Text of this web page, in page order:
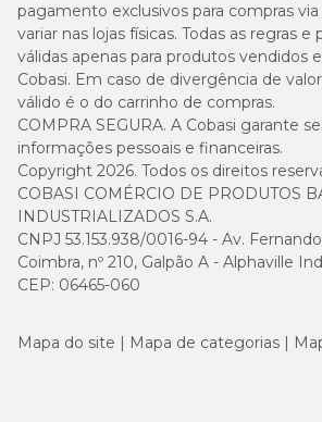
pagamento exclusivos para compras
variar nas lojas físicas. Todas as regras
válidas apenas para produtos vendidos
Cobasi. Em caso de divergência de
válido é o do carrinho de compras.
COMPRA SEGURA. A Cobasi garante
informações pessoais e financeiras.
Copyright 2026. Todos os direitos
COBASI COMÉRCIO DE PRODUTOS
INDUSTRIALIZADOS S.A.
CNPJ 53.153.938/0016-94 - Av.
Coimbra, nº 210, Galpão A - Alphaville
CEP: 06465-060
Mapa do site Mapa de categorias